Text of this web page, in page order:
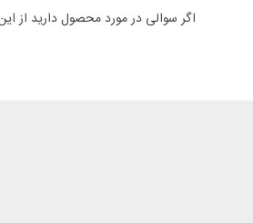
اگر سوالی در مورد محصول دارید از